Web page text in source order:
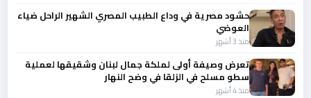
حشود مصرية في وداع الطبيب المصري الشهير الراحل ضياء
العوضي
منذ 3 أشهر
تعرض وصيفة أولى لملكة جمال لبنان وشقيقها لعملية
سطو مسلح في الزلقا في وضح النهار
منذ 4 أشهر